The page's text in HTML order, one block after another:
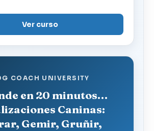
Ver curso
COACH UNIVERSITY
en 20 minutos…
Caninas:
Gemir, Gruñir,